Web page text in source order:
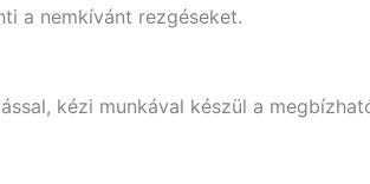
a nemkívánt rezgéseket.
kézi munkával készül a